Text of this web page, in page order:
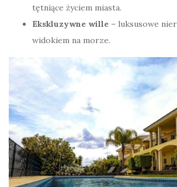
tętniące życiem miasta.
Ekskluzywne wille – luksusowe
widokiem na morze.